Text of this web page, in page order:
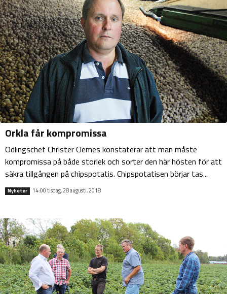
Orkla får kompromissa
Odlingschef Christer Clemes konstaterar att man måste
kompromissa på både storlek och sorter den här hösten för att
säkra tillgången på chipspotatis. Chipspotatisen börjar tas...
Nyheter 14:00 tisdag, 28 augusti, 2018